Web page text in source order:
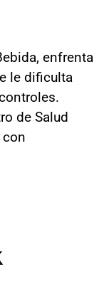
enfrenta
le dificulta
de Salud
con